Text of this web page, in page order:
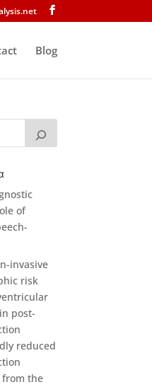
Blog
of
invasive
risk
post-
reduced
the